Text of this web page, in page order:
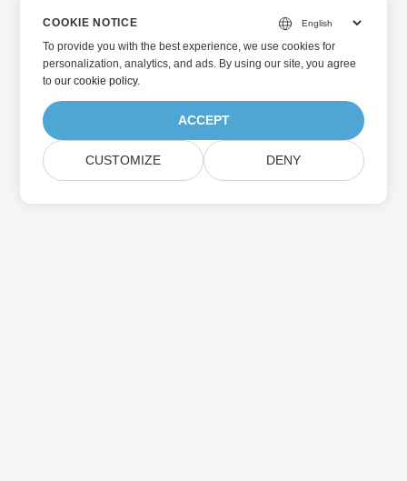
COOKIE NOTICE
To provide you with the best experience, we use cookies for
personalization, analytics, and ads. By using our site, you agree
toour cookie policy.
ACCEPT
CUSTOMIZE DENY